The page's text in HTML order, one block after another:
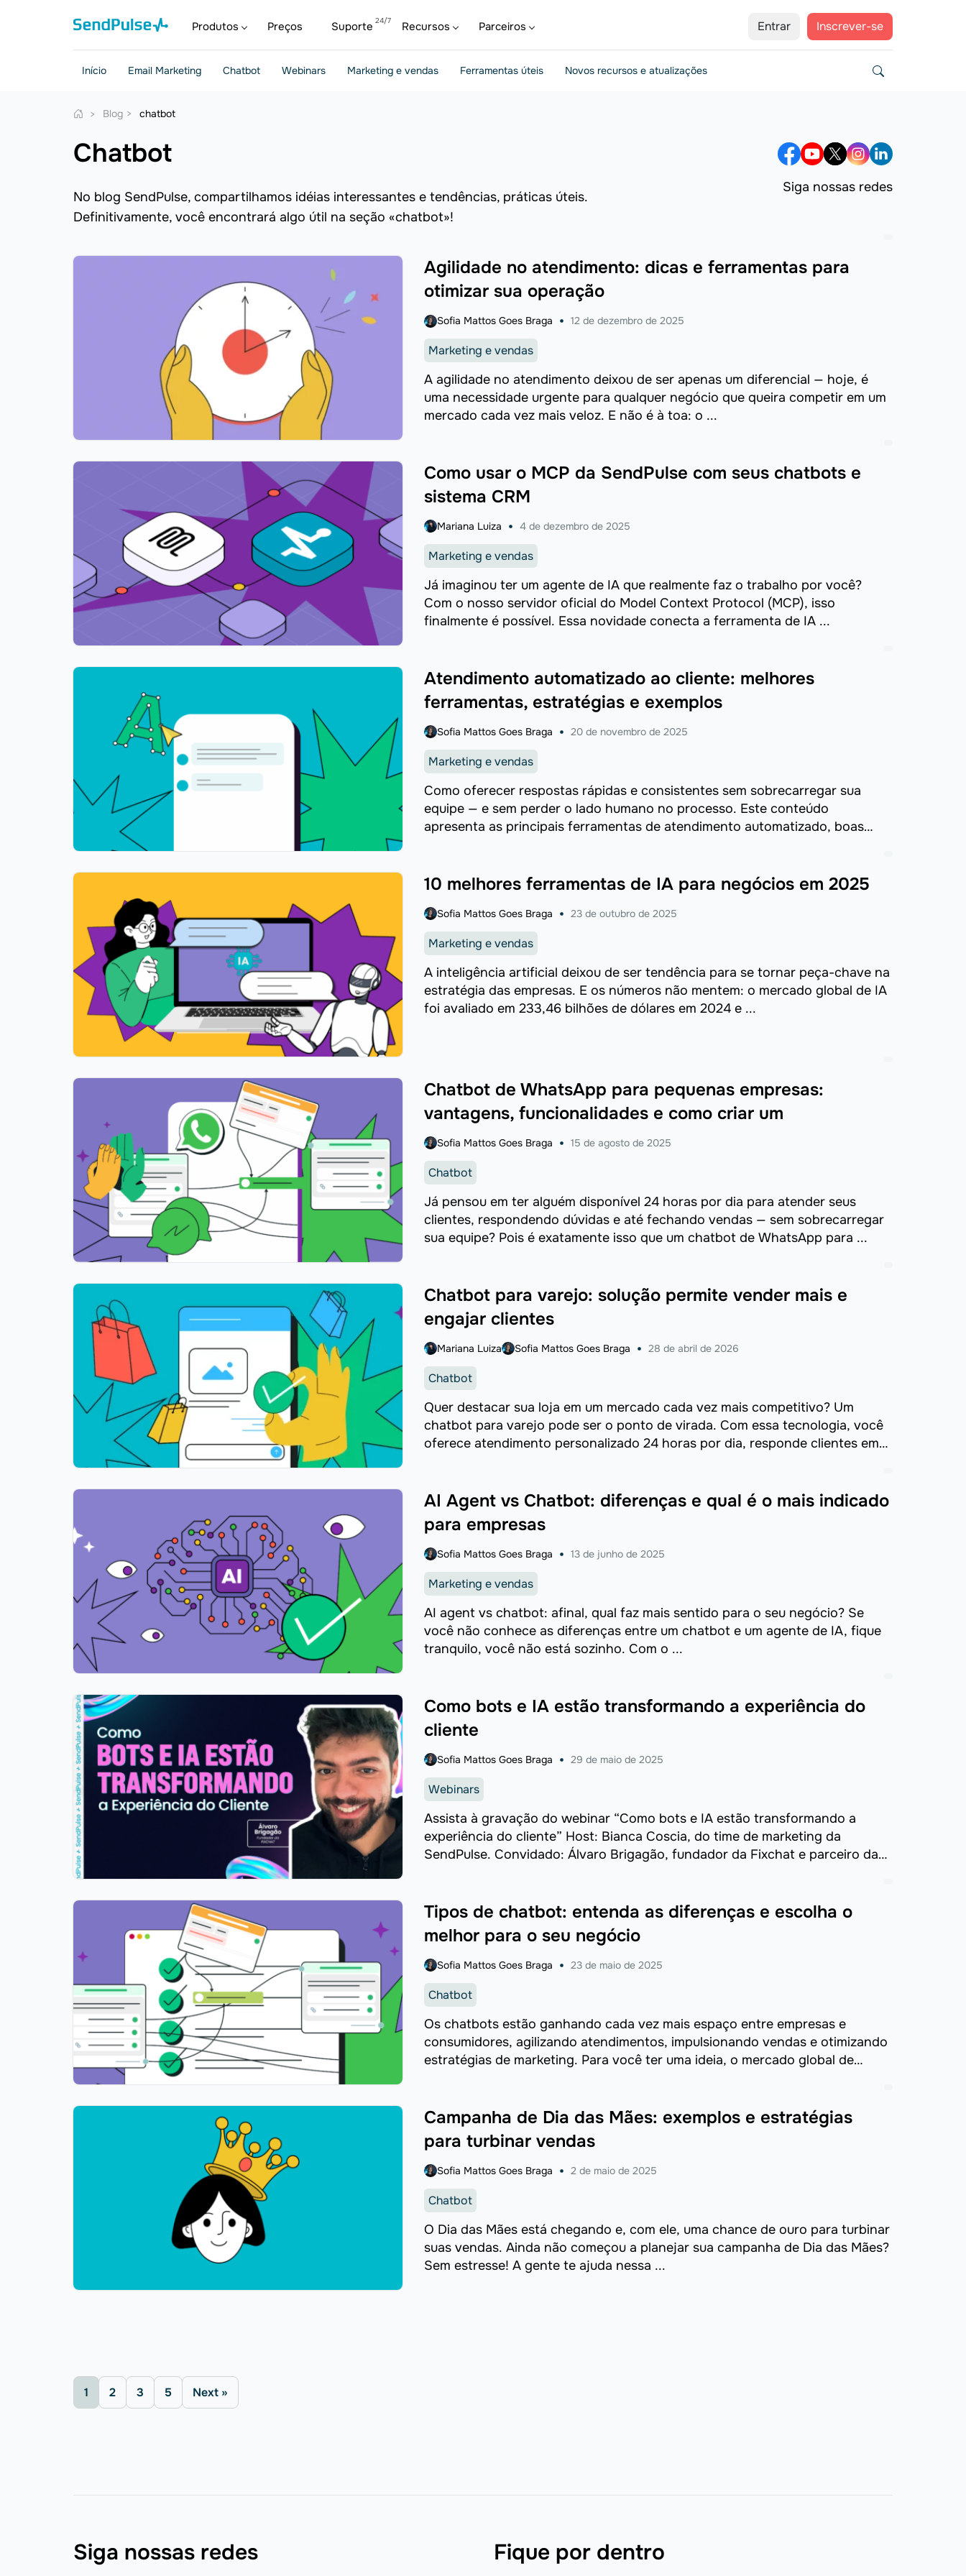
Entrar Inscrever-se
Produtos Preços Suporte Recursos Parceiros
Início Email Marketing Chatbot Webinars Marketing e vendas Ferramentas úteis Novos recursos e atualizações
Blog chatbot
chatbot
No blog SendPulse, compartilhamos idéias interessantes e tendências, práticas úteis.
Definitivamente, você encontrará algo útil na seção «chatbot»!
Siga nossas redes
Agilidade no atendimento: dicas e ferramentas para
otimizar sua operação
Sofia Mattos Goes Braga 12 de dezembro de 2025
Marketing e vendas
A agilidade no atendimento deixou de ser apenas um diferencial — hoje, é
uma necessidade urgente para qualquer negócio que queira competir em um
mercado cada vez mais veloz. E não é à toa: o ...
Como usar o MCP da SendPulse com seus chatbots e
sistema CRM
Mariana Luiza 4 de dezembro de 2025
Marketing e vendas
Já imaginou ter um agente de IA que realmente faz o trabalho por você?
Com o nosso servidor oficial do Model Context Protocol (MCP), isso
finalmente é possível. Essa novidade conecta a ferramenta de IA ...
Atendimento automatizado ao cliente: melhores
ferramentas, estratégias e exemplos
Sofia Mattos Goes Braga 20 de novembro de 2025
Marketing e vendas
Como oferecer respostas rápidas e consistentes sem sobrecarregar sua
equipe — e sem perder o lado humano no processo. Este conteúdo
apresenta as principais ferramentas de atendimento automatizado, boas
10 melhores ferramentas de IA para negócios em 2025
Sofia Mattos Goes Braga 23 de outubro de 2025
Marketing e vendas
A inteligência artificial deixou de ser tendência para se tornar peça-chave na
estratégia das empresas. E os números não mentem: o mercado global de IA
foi avaliado em 233,46 bilhões de dólares em 2024 e ...
Chatbot de WhatsApp para pequenas empresas:
vantagens, funcionalidades e como criar um
Sofia Mattos Goes Braga 15 de agosto de 2025
Chatbot
Já pensou em ter alguém disponível 24 horas por dia para atender seus
clientes, respondendo dúvidas e até fechando vendas — sem sobrecarregar
sua equipe? Pois é exatamente isso que um chatbot de WhatsApp para ...
Chatbot para varejo: solução permite vender mais e
engajar clientes
Mariana Luiza Sofia Mattos Goes Braga 28 de abril de 2026
Chatbot
Quer destacar sua loja em um mercado cada vez mais competitivo? Um
chatbot para varejo pode ser o ponto de virada. Com essa tecnologia, você
oferece atendimento personalizado 24 horas por dia, responde clientes em
AI Agent vs Chatbot: diferenças e qual é o mais indicado
para empresas
Sofia Mattos Goes Braga 13 de junho de 2025
Marketing e vendas
AI agent vs chatbot: afinal, qual faz mais sentido para o seu negócio? Se
você não conhece as diferenças entre um chatbot e um agente de IA, fique
tranquilo, você não está sozinho. Com o ...
Como bots e IA estão transformando a experiência do
cliente
Sofia Mattos Goes Braga 29 de maio de 2025
Webinars
Assista à gravação do webinar “Como bots e IA estão transformando a
experiência do cliente” Host: Bianca Coscia, do time de marketing da
SendPulse. Convidado: Álvaro Brigagão, fundador da Fixchat e parceiro da
Tipos de chatbot: entenda as diferenças e escolha o
melhor para o seu negócio
Sofia Mattos Goes Braga 23 de maio de 2025
Chatbot
Os chatbots estão ganhando cada vez mais espaço entre empresas e
consumidores, agilizando atendimentos, impulsionando vendas e otimizando
estratégias de marketing. Para você ter uma ideia, o mercado global de
Campanha de Dia das Mães: exemplos e estratégias
para turbinar vendas
Sofia Mattos Goes Braga 2 de maio de 2025
Chatbot
O Dia das Mães está chegando e, com ele, uma chance de ouro para turbinar
suas vendas. Ainda não começou a planejar sua campanha de Dia das Mães?
Sem estresse! A gente te ajuda nessa ...
1 2 3 5 Next »
Siga nossas redes Fique por dentro